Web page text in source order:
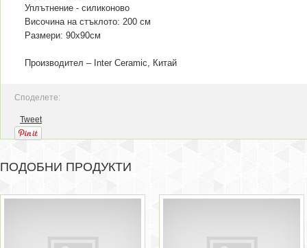
Уплътнение - силиконово
Височина на стъклото: 200 см
Размери: 90х90см
Производител – Inter Ceramic, Китай
Споделете:
Tweet
ПОДОБНИ ПРОДУКТИ